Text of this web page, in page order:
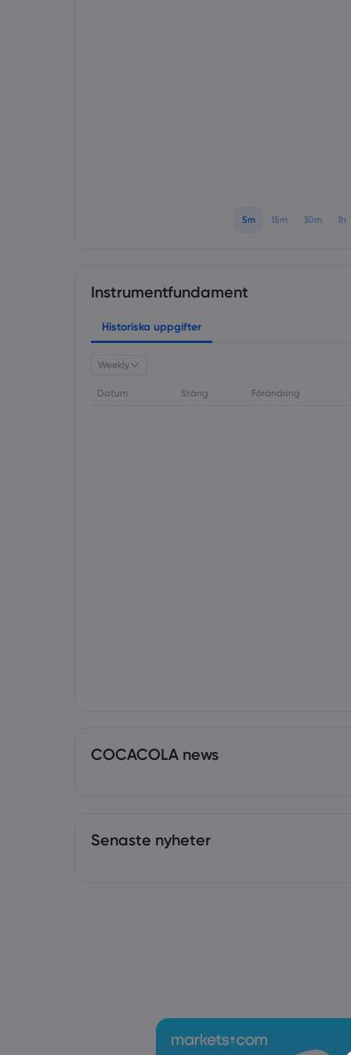
5m 15m 30m 1h
Instrumentfundament
Historiska uppgifter
Weekly
Datum Stäng Förändring
COCACOLA news
Senaste nyheter